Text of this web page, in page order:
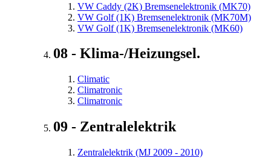
VW Caddy (2K) Bremsenelektronik (MK70)
VW Golf (1K) Bremsenelektronik (MK70M)
VW Golf (1K) Bremsenelektronik (MK60)
08 - Klima-/Heizungsel.
Climatic
Climatronic
Climatronic
09 - Zentralelektrik
Zentralelektrik (MJ 2009 - 2010)